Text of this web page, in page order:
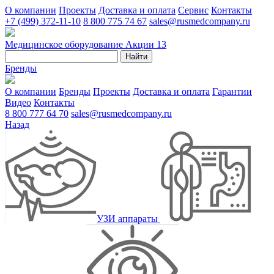
О компании Проекты Доставка и оплата Сервис Контакты
+7 (499) 372-11-10 8 800 775 74 67 sales@rusmedcompany.ru
Медицинское оборудование Акции 13
Найти
Бренды
О компании Бренды Проекты Доставка и оплата Гарантии
Видео Контакты
8 800 777 64 70 sales@rusmedcompany.ru
Назад
УЗИ аппараты